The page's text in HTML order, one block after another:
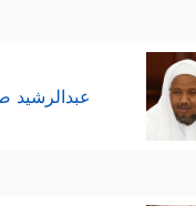
عبدالرشيد